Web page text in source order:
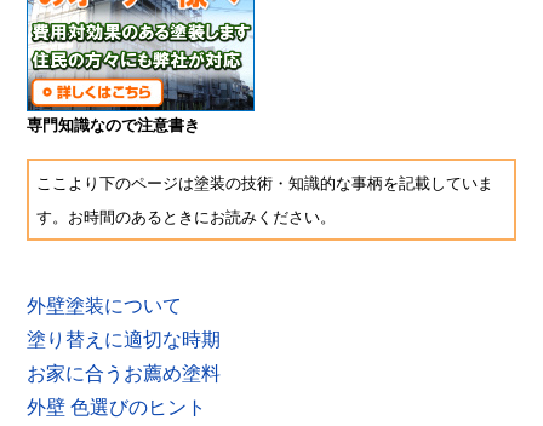
専門知識なので注意書き
ここより下のページは塗装の技術・知識的な事柄を記載していま
す。お時間のあるときにお読みください。
外壁塗装について
塗り替えに適切な時期
お家に合うお薦め塗料
外壁 色選びのヒント